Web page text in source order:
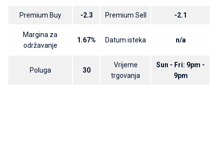
Premium Buy -2.3 Premium Sell -2.1
Margina za
održavanje
1.67% Datum isteka n/a
Poluga 30
Vrijeme
trgovanja
Sun - Fri: 9pm -
9pm